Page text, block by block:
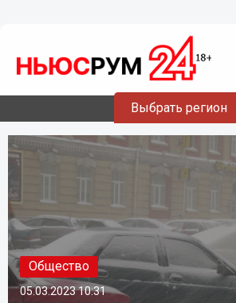
Выбрать регион
Общество
05.03.202310:31